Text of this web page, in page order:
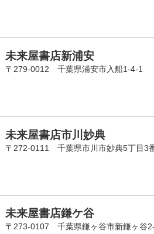
未来屋書店新浦安
〒279-0012 千葉県浦安市入船1-4-1
未来屋書店市川妙典
〒272-0111 千葉県市川市妙典5丁目3
未来屋書店鎌ケ谷
〒273-0107 千葉県鎌ヶ谷市新鎌ヶ谷